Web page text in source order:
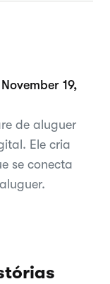
19,
de aluguer
Ele cria
se conecta